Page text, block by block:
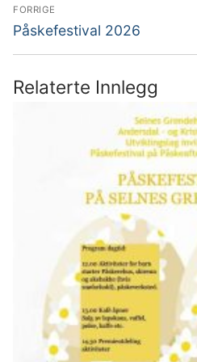
FORRIGE
Forrige
Påskefestival 2026
Relaterte Innlegg